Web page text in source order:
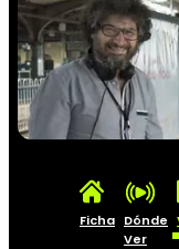
Ficha Dónde
Ver